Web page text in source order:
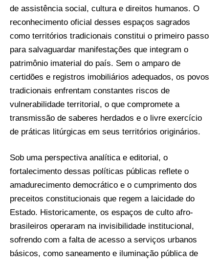
de assistência social, cultura e direitos humanos. O
reconhecimento oficial desses espaços sagrados
como territórios tradicionais constitui o primeiro passo
para salvaguardar manifestações que integram o
patrimônio imaterial do país. Sem o amparo de
certidões e registros imobiliários adequados, os povos
tradicionais enfrentam constantes riscos de
vulnerabilidade territorial, o que compromete a
transmissão de saberes herdados e o livre exercício
de práticas litúrgicas em seus territórios originários.
Sob uma perspectiva analítica e editorial, o
fortalecimento dessas políticas públicas reflete o
amadurecimento democrático e o cumprimento dos
preceitos constitucionais que regem a laicidade do
Estado. Historicamente, os espaços de culto afro-
brasileiros operaram na invisibilidade institucional,
sofrendo com a falta de acesso a serviços urbanos
básicos, como saneamento e iluminação pública de